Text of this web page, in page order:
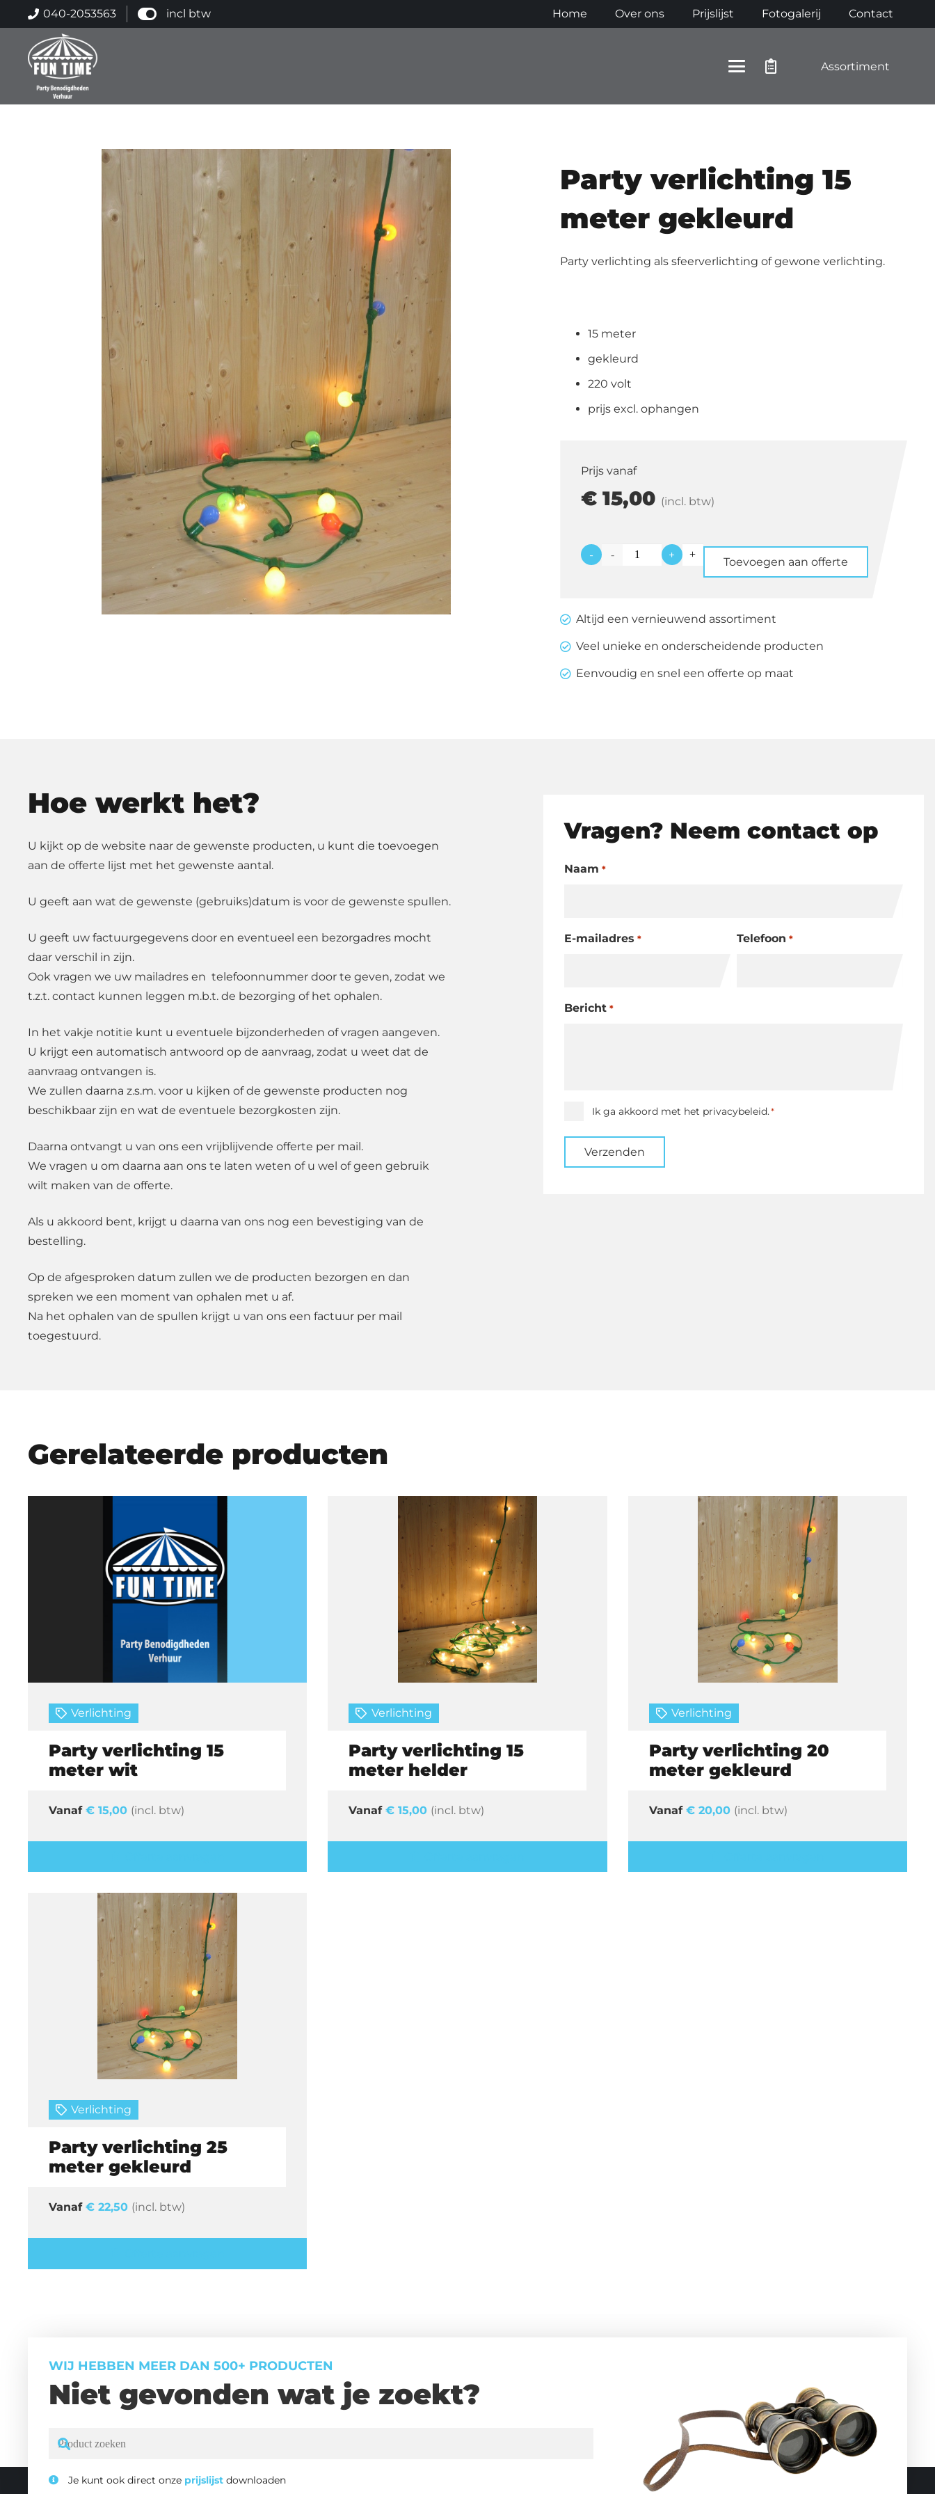
040-2053563 incl btw Home Over ons Prijslijst Fotogalerij Contact
Assortiment
Party verlichting 15
meter gekleurd
Party verlichting als sfeerverlichting of gewone verlichting.
15 meter
gekleurd
220 volt
prijs excl. ophangen
Prijs vanaf
€ 15,00 (incl. btw)
-
Party
meter
gekleurd
+ Toevoegen aan offerte
Altijd een vernieuwend assortiment
Veel unieke en onderscheidende producten
Eenvoudig en snel een offerte op maat
Hoe werkt het?
U kijkt op de website naar de gewenste producten, u kunt die toevoegen
aan de offerte lijst met het gewenste aantal.
U geeft aan wat de gewenste (gebruiks)datum is voor de gewenste spullen.
U geeft uw factuurgegevens door en eventueel een bezorgadres mocht
daar verschil in zijn.
Ook vragen we uw mailadres en telefoonnummer door te geven, zodat we
t.z.t. contact kunnen leggen m.b.t. de bezorging of het ophalen.
In het vakje notitie kunt u eventuele bijzonderheden of vragen aangeven.
U krijgt een automatisch antwoord op de aanvraag, zodat u weet dat de
aanvraag ontvangen is.
We zullen daarna z.s.m. voor u kijken of de gewenste producten nog
beschikbaar zijn en wat de eventuele bezorgkosten zijn.
Daarna ontvangt u van ons een vrijblijvende offerte per mail.
We vragen u om daarna aan ons te laten weten of u wel of geen gebruik
wilt maken van de offerte.
Als u akkoord bent, krijgt u daarna van ons nog een bevestiging van de
bestelling.
Op de afgesproken datum zullen we de producten bezorgen en dan
spreken we een moment van ophalen met u af.
Na het ophalen van de spullen krijgt u van ons een factuur per mail
toegestuurd.
Vragen? Neem contact op
Naam *
E-mailadres * Telefoon *
Bericht *
Instemming
Ik ga akkoord met het privacybeleid.*
Verzenden
Gerelateerde producten
Verlichting
Party verlichting 15
meter wit
€ 15,00 (incl. btw)
Verlichting
Party verlichting 15
meter helder
€ 15,00 (incl. btw)
Verlichting
Party verlichting 20
meter gekleurd
€20,00 (incl. btw)
Verlichting
Party verlichting 25
meter gekleurd
€ 22,50 (incl. btw)
WIJ HEBBEN MEER DAN 500+ PRODUCTEN
Niet gevonden wat je zoekt?
Je kunt ook direct onze prijslijst downloaden